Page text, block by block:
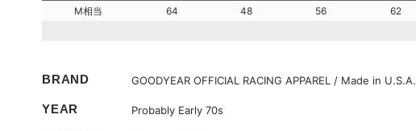
M相当
64 48 56 62
BRAND GOODYEAR OFFICIAL RACING APPAREL / Made in U.S.A.
YEAR Probably Early 70s